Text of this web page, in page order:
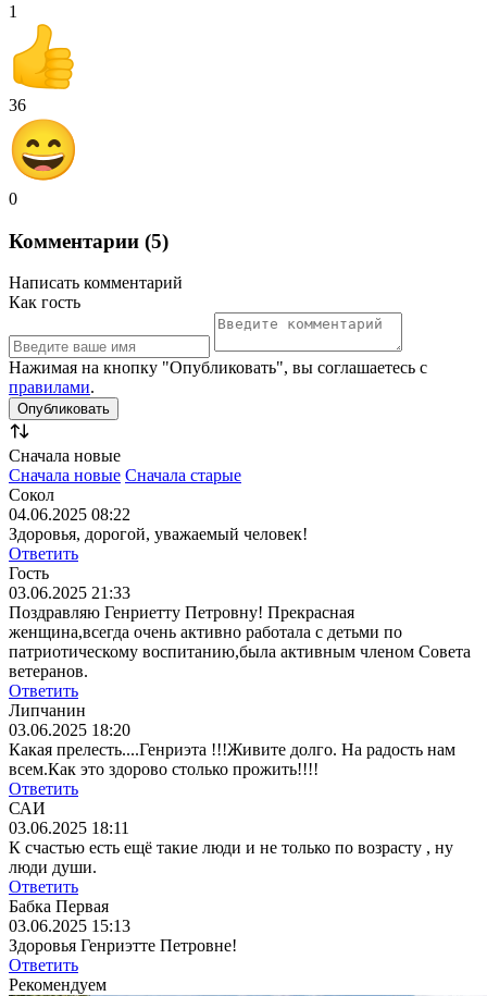
1
36
0
Комментарии (5)
Написать комментарий
Как гость
Нажимая на кнопку "Опубликовать", вы соглашаетесь с
правилами.
Сначала новые
Сначала новые Сначала старые
Сокол
04.06.2025 08:22
Здоровья, дорогой, уважаемый человек!
Ответить
Гость
03.06.2025 21:33
Поздравляю Генриетту Петровну! Прекрасная
женщина,всегда очень активно работала с детьми по
патриотическому воспитанию,была активным членом Совета
ветеранов.
Ответить
Липчанин
03.06.2025 18:20
Какая прелесть....Генриэта !!!Живите долго. На радость нам
всем.Как это здорово столько прожить!!!!
Ответить
САИ
03.06.2025 18:11
К счастью есть ещё такие люди и не только по возрасту , ну
люди души.
Ответить
Бабка Первая
03.06.2025 15:13
Здоровья Генриэтте Петровне!
Ответить
Рекомендуем